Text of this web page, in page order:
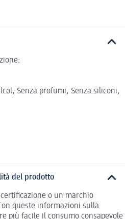
Senza profumi, Senza siliconi,
del prodotto
o un marchio
queste informazioni sulla
più facile il consumo consapevole